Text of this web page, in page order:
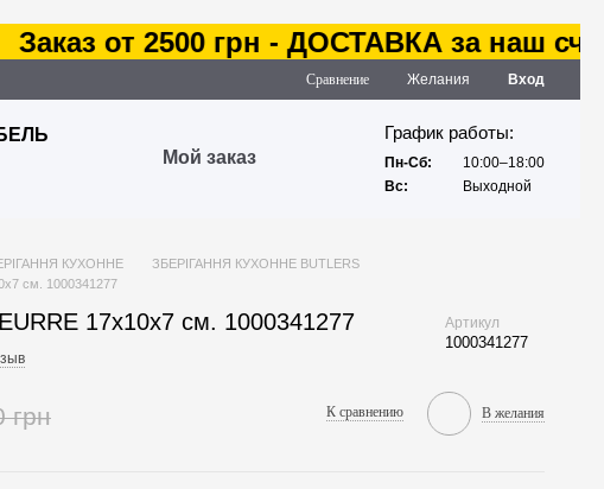
от 2500 грн - ДОСТАВКА за наш счет
Сравнение Желания Вход
Мой заказ
График работы:
Пн-Сб:
10:00–18:00
Вс:
Выходной
КУХОННЕ
ЗБЕРІГАННЯ КУХОННЕ BUTLERS
см. 1000341277
17х10х7 см. 1000341277 Артикул
1000341277
грн К сравнению В желания